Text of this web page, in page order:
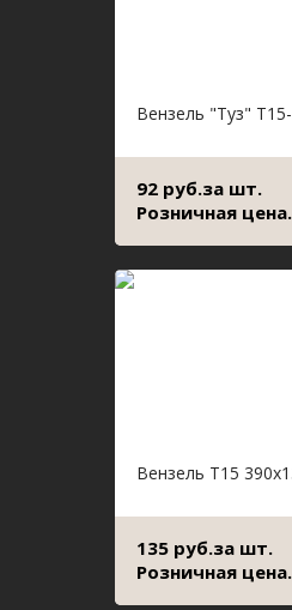
Вензель "Туз"
92 руб.за шт.
Розничная цена.
Вензель Т15
135 руб.за шт.
Розничная цена.